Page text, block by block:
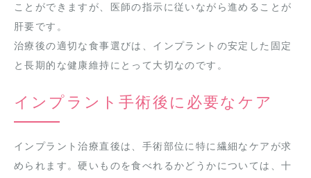
ことができますが、医師の指示に従いながら進めることが
肝要です。
治療後の適切な食事選びは、インプラントの安定した固定
と長期的な健康維持にとって大切なのです。
インプラント手術後に必要なケア
インプラント治療直後は、手術部位に特に繊細なケアが求
められます。硬いものを食べれるかどうかについては、十